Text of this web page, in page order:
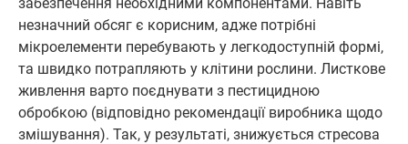
незначний обсяг є корисним, адже потрібні
мікроелементи перебувають у легкодоступній формі,
та швидко потрапляють у клітини рослини. Листкове
живлення варто поєднувати з пестицидною
обробкою (відповідно рекомендації виробника щодо
змішування). Так, у результаті, знижується стресова